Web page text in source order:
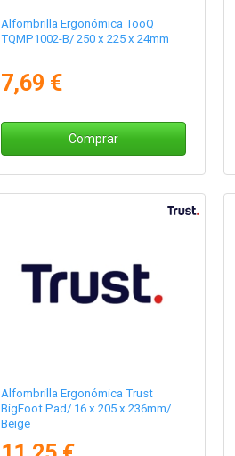
Alfombrilla Ergonómica TooQ
TQMP1002-B/ 250 x 225 x 24mm
7,69 €
Comprar
Alfombrilla Ergonómica Trust
BigFoot Pad/ 16 x 205 x 236mm/
Beige